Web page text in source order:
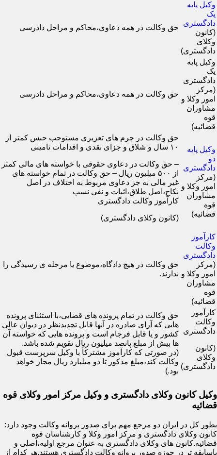
وکیل پایه
یک
دادگستری
(کانون
وکلای
دادگستری)
حق وکالت در همه دعاوی،محاکم و مراحل دادرسی
وکیل پایه
یک
دادگستری
(مرکز
امور وکلا و
مشاوران
قوه
قضائیه)
حق وکالت در همه دعاوی،محاکم و مراحل دادرسی
وکیل پایه
دو
دادگستری
(مرکز
امور وکلا و
مشاوران
قوه
قضائیه)
حق وکالت در جرم های تعزیری مستوجب حبس کمتر از
۱۰ سال و شلاق و جزای نقدی و اقدامات تامینی
– حق وکالت در دعاوی حقوقی با خواسته های مالی کمتر
از ۵۰۰ میلیون ریال – حق وکالت در تمام خواسته های
غیر مالی به جز دعاوی مربوط به اختلاف در اصل
نکاح،اصل طلاق،اثبات و نفی نسب
کارآموز وکالت دادگستری
(کانون وکلای دادگستری)
کارآموز
وکالت
دادگستری
(مرکز
امور وکلا و
مشاوران
قوه
قضائیه)
حق وکالت در هیچ دادگاه،موضوع یا مرحله ی رسیدگی را
ندارند.
کارآموز
وکالت
دادگستری
(کانون
وکلای
دادگستری)
حق وکالت در تمام پرونده های قضایی،با استثنای پرونده
هایی که آرای صادره در آنها قابل تجدیدنظر در دیوان عالی
کشور و یا قابل فرجام است و پرونده هایی که خواسته آن
ها بیش از مبلغ پانصد میلیون ریال تقویم شده باشد.
(در صورتی که کارآموز مشترکاً با وکیل سرپرست قبول
وکالت کند،مبلغ مذکور تا دو میلیارد ریال مجاز خواهد
بود.)
وکیل کانون وکلای دادگستری و وکیل مرکز امور وکلای قوه
قضائیه
بطور کل در ایران دو مرجع مهم برای صدور پروانه وکالت وجود دارد:
کانون وکلای دادگستری و مرکز امور وکلا و کارشناسان قوه
قضائیه.کانون های وکلای دادگستری به عنوان مرجع اولیه،اصلی و
باسابقه تر در حوزه صدور پروانه وکالت دادگستری هستند.هر کدام از